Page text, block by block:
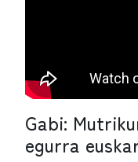
Gabi:
egurra